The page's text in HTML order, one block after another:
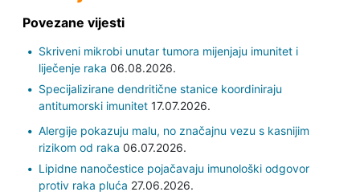
Povezane vijesti
Skriveni mikrobi unutar tumora mijenjaju imunitet i
liječenje raka 06.08.2026.
Specijalizirane dendritične stanice koordiniraju
antitumorski imunitet17.07.2026.
Alergije pokazuju malu, no značajnu vezu s kasnijim
rizikom od raka 06.07.2026.
Lipidne nanočestice pojačavaju imunološki odgovor
protiv raka pluća 27.06.2026.